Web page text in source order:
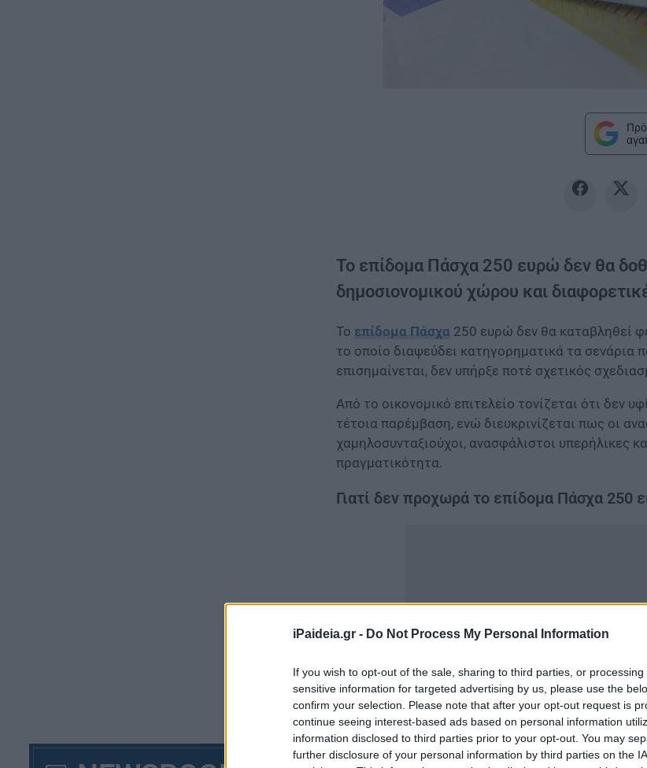
iPaideia.gr - Do Not Process My Personal Information
If you wish to opt-out of the sale, sharing to third parties, or
sensitive information for targeted advertising by us, please use the
confirm your selection. Please note that after your opt-out request is
continue seeing interest-based ads based on personal information
information disclosed to third parties prior to your opt-out. You may
further disclosure of your personal information by third parties on the
Το επίδομα Πάσχα 250 ευρώ δεν θα
δημοσιονομικού χώρου και
Το επίδομα Πάσχα 250 ευρώ δεν θα καταβληθεί
το οποίο διαψεύδει κατηγορηματικά τα
επισημαίνεται, δεν υπήρξε ποτέ σχετικός
Από το οικονομικό επιτελείο τονίζεται ότι δεν
τέτοια παρέμβαση, ενώ διευκρινίζεται πως οι
χαμηλοσυνταξιούχοι, ανασφάλιστοι υπερήλικες
πραγματικότητα.
Γιατί δεν προχωρά το επίδομα Πάσχα 250
Η επιλογή να μην προχωρήσει η καταβολή του
της δημοσιονομικής πειθαρχίας που